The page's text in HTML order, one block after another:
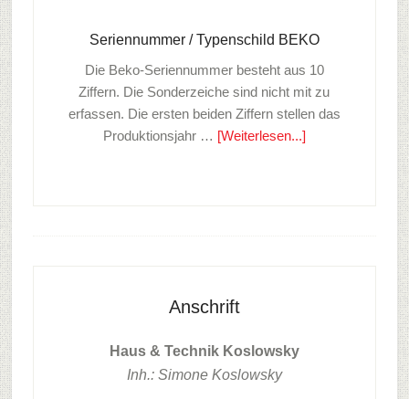
Seriennummer / Typenschild BEKO
Die Beko-Seriennummer besteht aus 10
Ziffern. Die Sonderzeiche sind nicht mit zu
erfassen. Die ersten beiden Ziffern stellen das
Produktionsjahr … [Weiterlesen...]
Anschrift
Haus & Technik Koslowsky
Inh.: Simone Koslowsky